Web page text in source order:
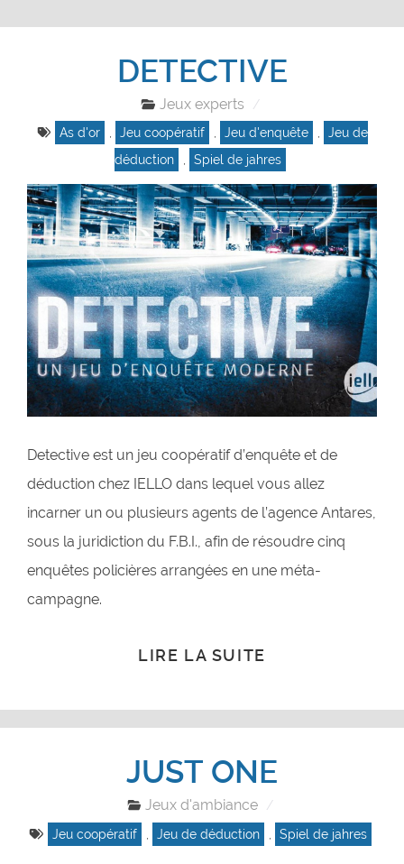
DETECTIVE
Jeux experts
As d'or , Jeu coopératif , Jeu d'enquête ,
Jeu de
déduction
, Spiel de jahres
Detective est un jeu coopératif d’enquête et de
déduction chez IELLO dans lequel vous allez
incarner un ou plusieurs agents de l’agence Antares,
sous la juridiction du F.B.I., afin de résoudre cinq
enquêtes policières arrangées en une méta-
campagne.
LIRE LA SUITE
JUST ONE
Jeux d'ambiance
Jeu coopératif Jeu de déduction Spiel de jahres